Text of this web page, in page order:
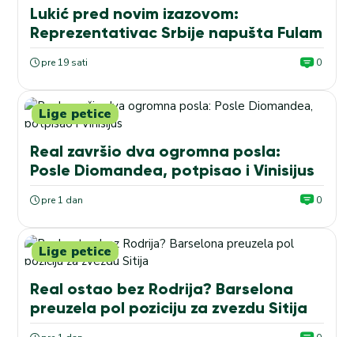
Lukić pred novim izazovom:
Reprezentativac Srbije napušta Fulam
pre 19 sati 0
Lige petice
Real završio dva ogromna posla:
Posle Diomandea, potpisao i Vinisijus
pre 1 dan 0
Lige petice
Real ostao bez Rodrija? Barselona
preuzela pol poziciju za zvezdu Sitija